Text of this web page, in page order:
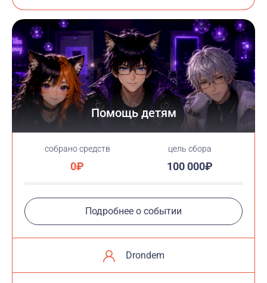
Помощь детям
cобрано средств
0₽
цель сбора
100 000₽
Подробнее о событии
Drondem